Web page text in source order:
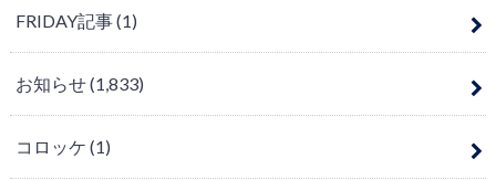
FRIDAY記事(1)
お知らせ(1,833)
コロッケ (1)